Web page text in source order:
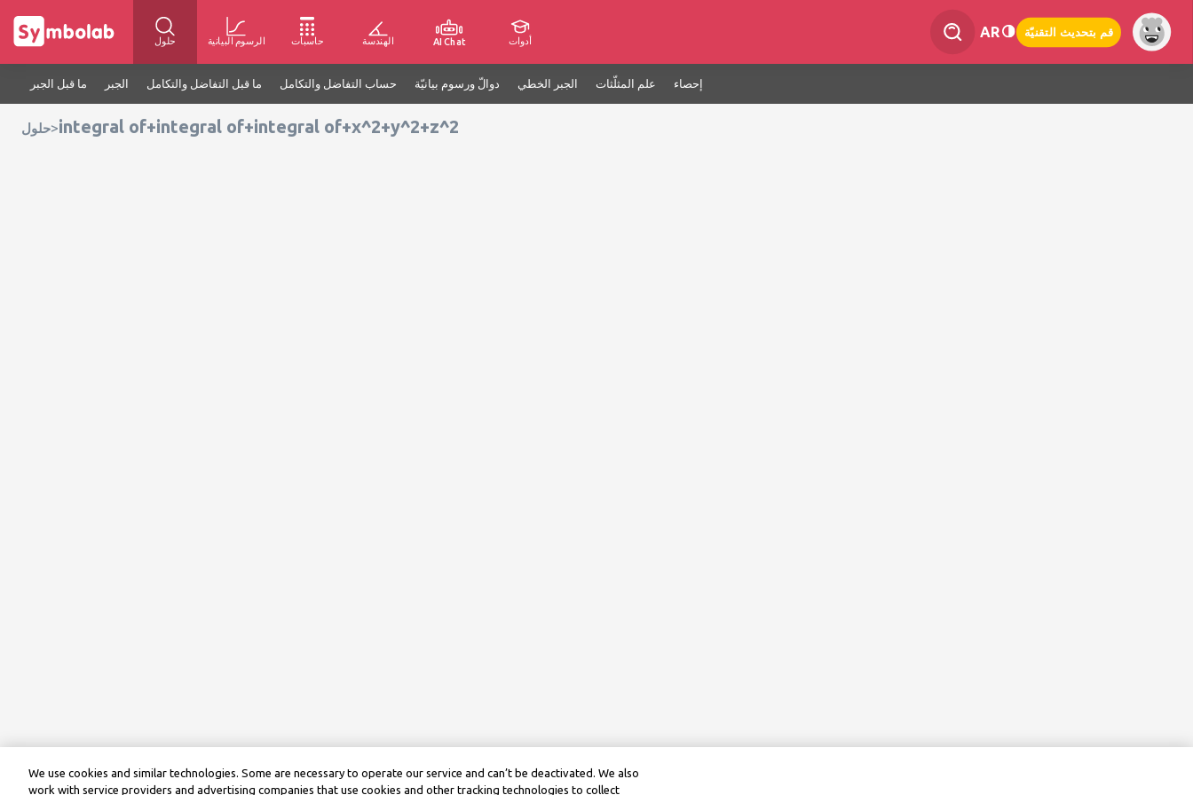
حلول الرسوم البيانية حاسبات الهندسة AI Chat أدوات
AR قم بتحديث التقنيّة
ما قبل الجبر الجبر ما قبل التفاضل والتكامل حساب التفاضل والتكامل دوالّ ورسوم بيانيّة الجبر الخطي علم المثلّثات إحصاء
حلول>integral of+integral of+integral of+x^2+y^2+z^2
We use cookies and similar technologies. Some are necessary to operate our service and can’t be deactivated. We also
work with service providers and advertising companies that use cookies and other tracking technologies to collect